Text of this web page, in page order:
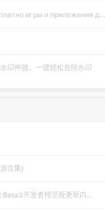
игры и приложения д...
印神器，一键轻松去除水印
合集)
Beta3开发者预览版更新内...